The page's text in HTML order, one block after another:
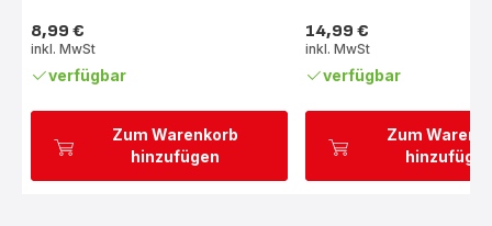
Zum Warenkorb
hinzufügen
Preis
8,99 €
inkl. MwSt
verfügbar
Zum
Preis
14,99 €
inkl. MwSt
verfügbar